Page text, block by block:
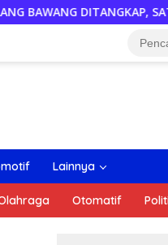
SATU KABUR KE KEBUN
Lainnya
Otomatif